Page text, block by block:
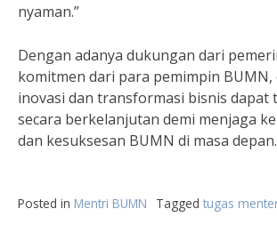
nyaman.”
Dengan adanya dukungan dari
komitmen dari para pemimpin
inovasi dan transformasi bisnis dapat
secara berkelanjutan demi menjaga
dan kesuksesan BUMN di masa depan.
Posted in Mentri BUMN Tagged tugas